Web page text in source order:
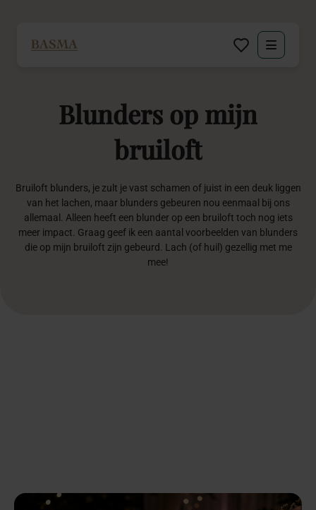
Zakelijk
Decoratie huren
Inspiratie
Over BASMA
Blunders op mijn
bruiloft
Bruiloft blunders, je zult je vast schamen of juist in een deuk liggen
van het lachen, maar blunders gebeuren nou eenmaal bij ons
allemaal. Alleen heeft een blunder op een bruiloft toch nog iets
meer impact. Graag geef ik een aantal voorbeelden van blunders
die op mijn bruiloft zijn gebeurd. Lach (of huil) gezellig met me
mee!